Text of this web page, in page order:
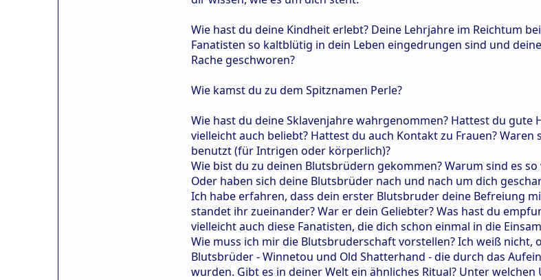
Wie hast du deine Kindheit erlebt? Deine Lehrjahre im Reichtum
Fanatisten so kaltblütig in dein Leben eingedrungen sind und
Rache geschworen?
Wie kamst du zu dem Spitznamen Perle?
Wie hast du deine Sklavenjahre wahrgenommen? Hattest du
vielleicht auch beliebt? Hattest du auch Kontakt zu Frauen?
benutzt (für Intrigen oder körperlich)?
Wie bist du zu deinen Blutsbrüdern gekommen? Warum sind es
Oder haben sich deine Blutsbrüder nach und nach um dich
Ich habe erfahren, dass dein erster Blutsbruder deine Befreiung
standet ihr zueinander? War er dein Geliebter? Was hast du
vielleicht auch diese Fanatisten, die dich schon einmal in die
Wie muss ich mir die Blutsbruderschaft vorstellen? Ich weiß nicht,
Blutsbrüder - Winnetou und Old Shatterhand - die durch das
wurden. Gibt es in deiner Welt ein ähnliches Ritual? Unter